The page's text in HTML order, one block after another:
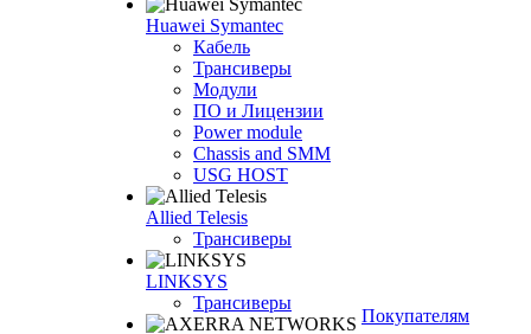
Huawei Symantec
Кабель
Трансиверы
Модули
ПО и Лицензии
Power module
Chassis and SMM
USG HOST
Allied Telesis
Трансиверы
LINKSYS
Трансиверы
Покупателям